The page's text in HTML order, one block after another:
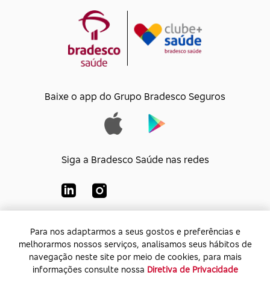
Para nos adaptarmos a seus gostos e preferências e
melhorarmos nossos serviços, analisamos seus hábitos de
navegação neste site por meio de cookies, para mais
informações consulte nossa Diretiva de Privacidade
Baixe o app do Grupo Bradesco Seguros
Siga a Bradesco Saúde nas redes
Bradesco Saúde S/A
CNPJ:92.693.118/0001-60
Endereço:
Av. Rio de Janeiro, 555 - Caju - Rio de
Janeiro - Rio de Janeiro - CEP: 20.931-675
Para nos adaptarmos a seus gostos e preferências e
melhorarmos nossos serviços, analisamos seus hábitos de
navegação neste site por meio de cookies, para mais
informações consulte nossa Diretiva de Privacidade